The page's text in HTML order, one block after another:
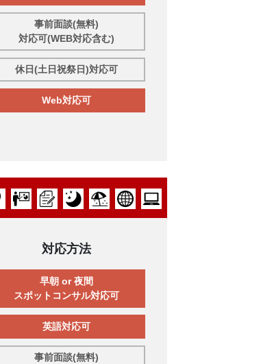
事前面談(無料)
対応可(WEB対応含む)
休日(土日祝祭日)対応可
Web対応可
対応方法
早朝 or 夜間
スポットコンサル対応可
英語対応可
事前面談(無料)